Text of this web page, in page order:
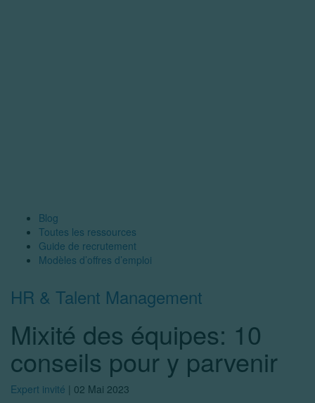
Blog
Toutes les ressources
Guide de recrutement
Modèles d’offres d’emploi
HR & Talent Management
Mixité des équipes: 10
conseils pour y parvenir
Expert invité | 02 Mai 2023